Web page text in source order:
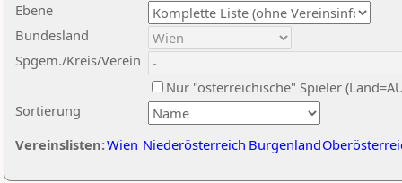
Ebene
Sortierung
Bundesland
Spgem./Kreis/Verein
Nur "österreichische" Spieler
Vereinslisten:Wien Niederösterreich Burgenland